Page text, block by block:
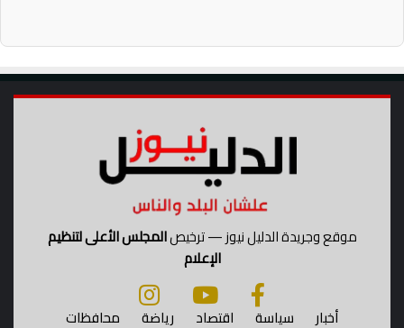
موقع وجريدة الدليل نيوز — ترخيصالمجلس الأعلى لتنظيم
الإعلام
أخبار سياسة اقتصاد رياضة محافظات